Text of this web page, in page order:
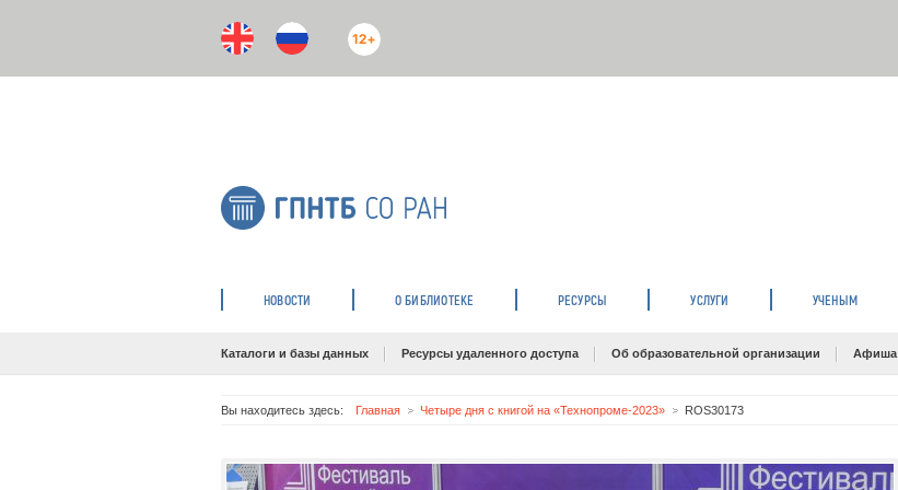
12+
НОВОСТИ О БИБЛИОТЕКЕ РЕСУРСЫ УСЛУГИ УЧЕНЫМ
Каталоги и базы данных Ресурсы удаленного доступа Об образовательной организации Афиша
Вы находитесь здесь: Главная Четыре дня с книгой на «Технопроме-2023» ROS30173